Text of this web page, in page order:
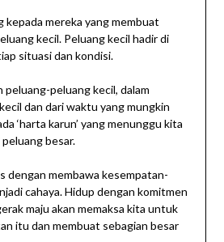
kepada mereka yang membuat
kecil. Peluang kecil hadir di
situasi dan kondisi.
peluang-peluang kecil, dalam
dan dari waktu yang mungkin
‘harta karun’ yang menunggu kita
besar.
dengan membawa kesempatan-
cahaya. Hidup dengan komitmen
maju akan memaksa kita untuk
itu dan membuat sebagian besar